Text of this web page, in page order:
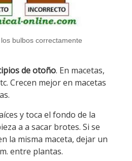
bulbos correctamente
de otoño. En macetas,
Crecen mejor en macetas
y toca el fondo de la
a a sacar brotes. Si se
la misma maceta, dejar un
entre plantas.